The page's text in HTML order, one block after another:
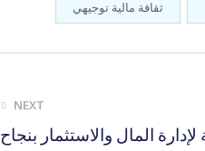
ثقافة مالية توجيهي
NEXT
المال والاستثمار بنجاح